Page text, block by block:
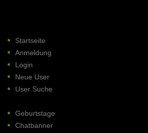
Startseite
Anmeldung
Login
Neue User
User Suche
Geburtstage
Chatbanner